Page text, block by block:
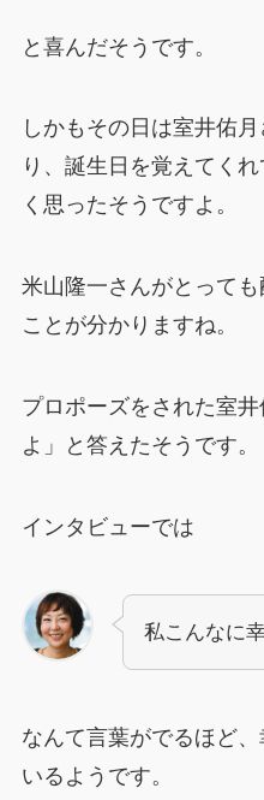
と喜んだそうです。
しかもその日は室井佑
り、誕生日を覚えてく
く思ったそうですよ。
米山隆一さんがとって
ことが分かりますね。
プロポーズをされた室
よ」と答えたそうです。
インタビューでは
私こんなに
なんて言葉がでるほど
いるようです。